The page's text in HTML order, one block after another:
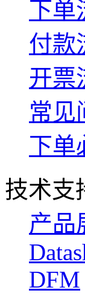
下单
付款
开票
常见
下单
技术支
产品
DFM